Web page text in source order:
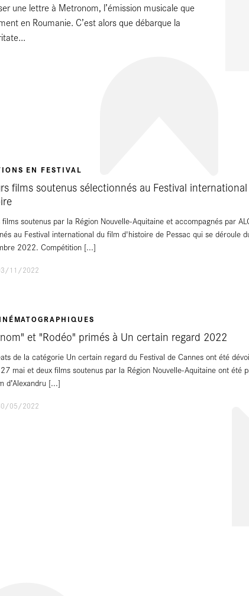
une lettre à Metronom, l’émission musicale que
en Roumanie. C’est alors que débarque la
EN FESTIVAL
films soutenus sélectionnés au Festival
films soutenus par la Région Nouvelle-Aquitaine et accompagnés par
au Festival international du film d'histoire de Pessac qui se déroule
2022. Compétition [...]
11/2022
et "Rodéo" primés à Un certain regard 2022
de la catégorie Un certain regard du Festival de Cannes ont été
mai et deux films soutenus par la Région Nouvelle-Aquitaine ont été
d’Alexandru [...]
05/2022